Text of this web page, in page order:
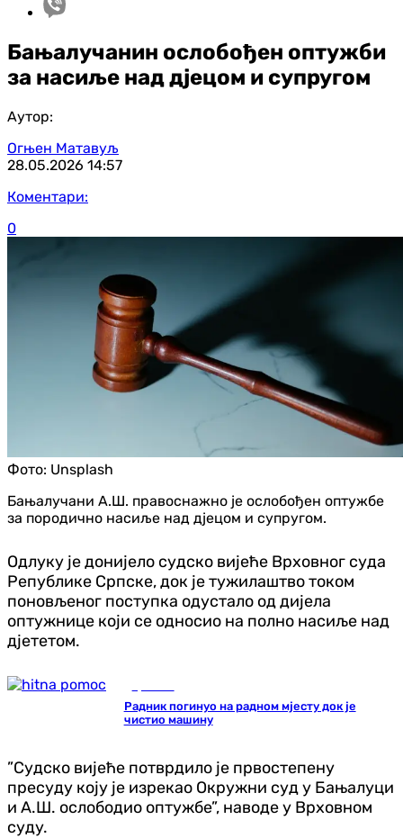
Бањалучанин ослобођен оптужби
за насиље над дјецом и супругом
Аутор:
Огњен Матавуљ
28.05.2026 14:57
Коментари:
0
Фото: Unsplash
Бањалучани А.Ш. правоснажно је ослобођен оптужбе
за породично насиље над дјецом и супругом.
Одлуку је донијело судско вијеће Врховног суда
Републике Српске, док је тужилаштво током
поновљеног поступка одустало од дијела
оптужнице који се односио на полно насиље над
дјететом.
Радник погинуо на радном мјесту док је
чистио машину
”Судско вијеће потврдило је првостепену
пресуду коју је изрекао Окружни суд у Бањалуци
и А.Ш. ослободио оптужбе”, наводе у Врховном
суду.